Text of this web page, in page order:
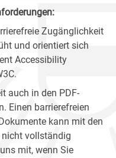
Zugänglichkeit
und orientiert sich
Accessibility
auch in den PDF-
Einen barrierefreien
kann mit den
vollständig
mit, wenn Sie